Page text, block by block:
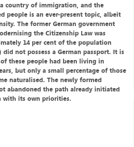
a country of immigration, and the
people is an ever-present topic, albeit
The former German government
the Citizenship Law was
14 per cent of the population
not possess a German passport. It is
these people had been living in
but only a small percentage of those
naturalised. The newly formed
abandoned the path already initiated
with its own priorities.